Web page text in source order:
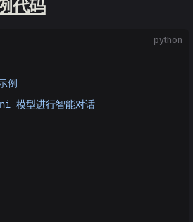
代码
python
例
模型进行智能对话